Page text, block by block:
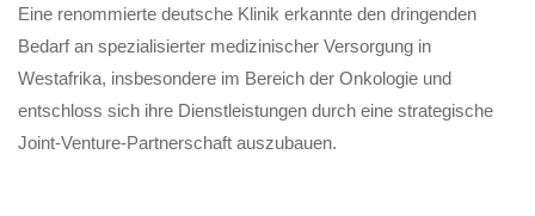
Eine renommierte deutsche Klinik erkannte den dringenden
Bedarf an spezialisierter medizinischer Versorgung in
Westafrika, insbesondere im Bereich der Onkologie und
entschloss sich ihre Dienstleistungen durch eine strategische
Joint-Venture-Partnerschaft auszubauen.